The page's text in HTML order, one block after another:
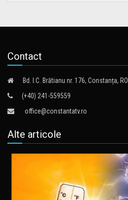
Contact
Bd. I.C. Brătianu nr. 176, Constanța, RO
(+40) 241-559559
office@constantatv.ro
Alte articole